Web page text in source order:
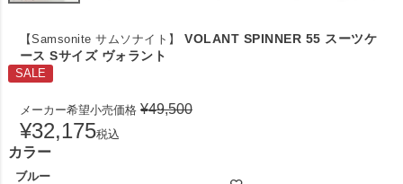
【Samsonite サムソナイト】
VOLANT SPINNER 55 スーツケ
ース Sサイズ ヴォラント
SALE
メーカー希望小売価格 ¥49,500
¥32,175税込
カラー
ブルー